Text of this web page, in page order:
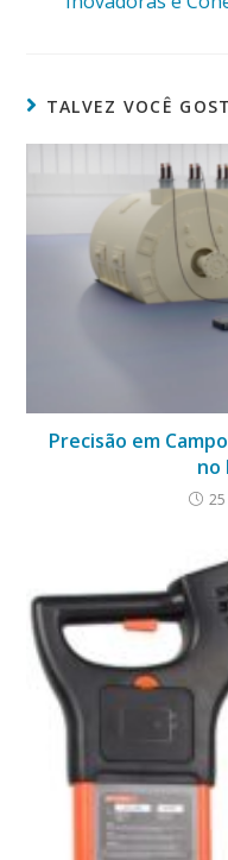
TALVEZ VOCÊ
Precisão em
no